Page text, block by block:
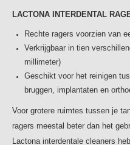
Medium 5,0 mm
Large 8,0 mm
X-Large 10,0 mm
XX-Large 12,0 mm
LACTONA INTERDENTAL
Rechte ragers voorzien van
Verkrijgbaar in tien
millimeter)
Geschikt voor het reinigen
bruggen, implantaten en
Voor grotere ruimtes tussen je
ragers meestal beter dan het
Lactona interdentale cleaners